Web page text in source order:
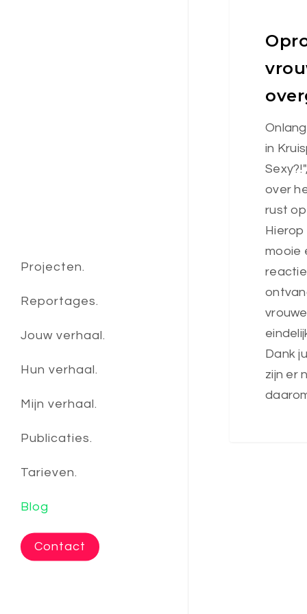
Projecten.
Reportages.
Jouw verhaal.
Hun verhaal.
Mijn verhaal.
Publicaties.
Tarieven.
Blog
Contact
in
over
rust
Hierop
mooie
Dank
zijn er